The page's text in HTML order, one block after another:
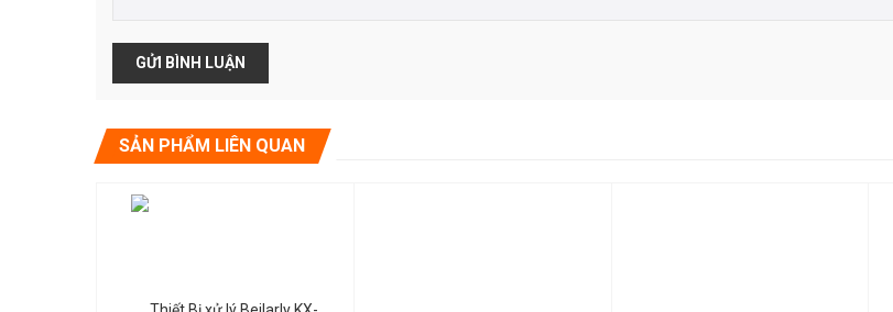
các công cụ xử lý âm thanh cần thiết.
nhiều đầu vào. Ngoài ra, 4 bộ lọc có thể được lập trình (nếu được chọn làm bộ cân bằng tham số, mỗi bộ lọc có thể
tần số giới hạn dưới hoặc trên) để kiểm soát độ trễ để điều chỉnh độ trễ thời gian, điều chỉnh mức tăng đầu ra, đảo
khiển máy nén / bộ giới hạn để bảo vệ loa. Tất cả được đặt trong một không gian rack duy nhất với các kết nối đầu vào
SẢN PHẨM LIÊN QUAN